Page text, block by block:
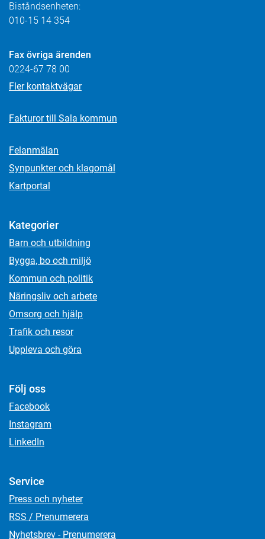
Biståndsenheten:
010-15 14 354
Fax övriga ärenden
0224-67 78 00
Fler kontaktvägar
Fakturor till Sala kommun
Felanmälan
Synpunkter och klagomål
Kartportal
Kategorier
Barn och utbildning
Bygga, bo och miljö
Kommun och politik
Näringsliv och arbete
Omsorg och hjälp
Trafik och resor
Uppleva och göra
Följ oss
Facebook
Instagram
LinkedIn
Service
Press och nyheter
RSS / Prenumerera
Nyhetsbrev - Prenumerera